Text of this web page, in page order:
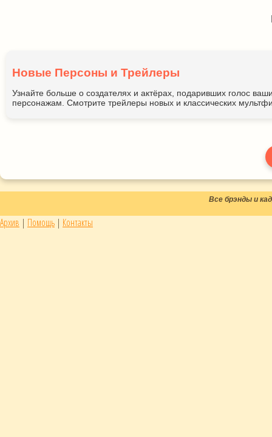
Новые Персоны и Трейлеры
Узнайте больше о создателях и актёрах, подаривших голос
персонажам. Смотрите трейлеры новых и классических
Все брэнды и
Архив | Помощь | Контакты